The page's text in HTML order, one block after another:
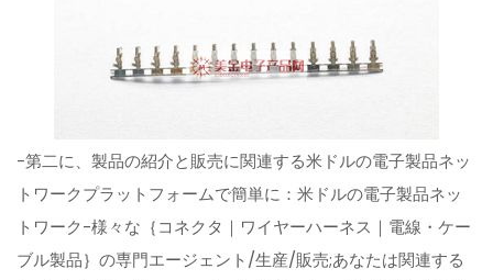
-第二に、製品の紹介と販売に関連する米ドルの電子製品ネッ
トワークプラットフォームで簡単に：米ドルの電子製品ネッ
トワーク-様々な｛コネクタ｜ワイヤーハーネス｜電線・ケー
ブル製品｝の専門エージェント/生産/販売;あなたは関連する